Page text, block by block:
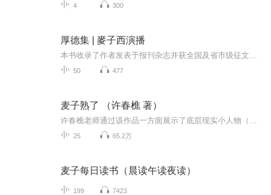
4 300
厚德集 | 麥子西演播
50 477
麦子熟了 （许春樵 著）
25 65.2万
麦子每日读书（晨读午读夜读）
199 7423